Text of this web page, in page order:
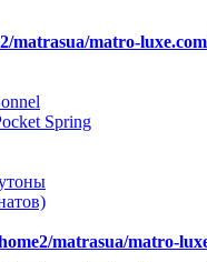
matrasua/matro-
Spring
matrasua/matro-